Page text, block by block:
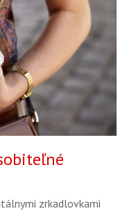
zrkadlovkami